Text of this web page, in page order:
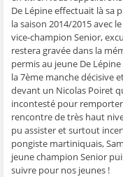
De Lépine effectuait là sa
la saison 2014/2015 avec
vice-champion Senior,
restera gravée dans la
permis au jeune De
la 7ème manche décisive
devant un Nicolas Poiret
incontesté pour
rencontre de très haut
pu assister et surtout
pongiste martiniquais,
jeune champion Senior
suivre pour nos jeunes !